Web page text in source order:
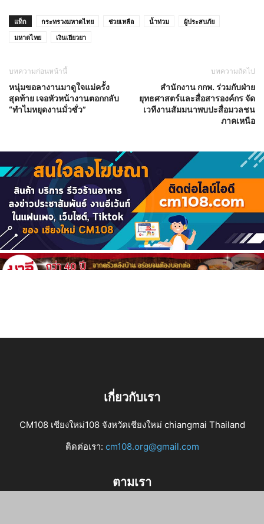
แท็ก กระทรวงมหาดไทย ช่วยเหลือ น้ำท่วม
ผู้ประสบภัย
มหาดไทย
เงินเยียวยา
บทความก่อนหน้านี้
หนุ่มขอลางานมาดูใจแม่ครั้ง
สุดท้าย เจอหัวหน้างานตอกกลับ
“ทำไมหยุดงานมั่วซั่ว”
บทความถัดไป
สำนักงาน กกพ. ร่วมกับฝ่าย
ยุทธศาสตร์และสื่อสารองค์กร จัด
เวทีงานสัมมนาพบปะสื่อมวลชน
ภาคเหนือ
เกี่ยวกับเรา
CM108 เชียงใหม่108 จังหวัดเชียงใหม่ chiangmai Thailand
ติดต่อเรา: cm108.org@gmail.com
ตามเรา